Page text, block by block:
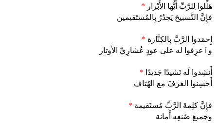
هَلِّلوا لِلرَّبِّ أَيُّها الأَبْرار *
فإِنَّ التَّسبيحَ يَجدُرُ بِالمُستَقيمين
إِحمَدوا الرَّبَّ بِالكِنَّارة *
وٱعزِفوا له على عودٍ عُشارِيِّ الأَوتار
أَنشِدوا لَه نَشيدًا جَديدًا *
أَحسِنوا العَزفَ مع الهُتاف
فإِنَّ كلِمةَ الرَّبِّ مُستَقيمة *
وجَميعَ صُنعِه أَمانة